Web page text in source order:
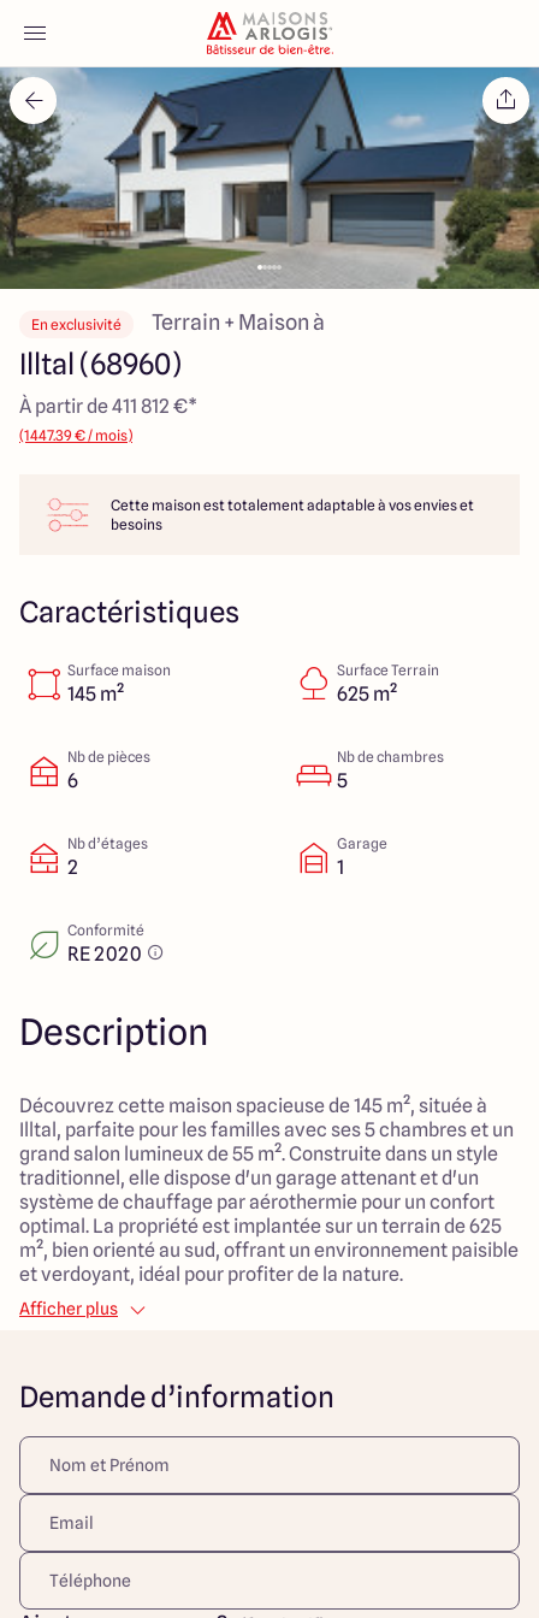
Accueil
Nos maisons
Nos annonces
Votre projet
Qui sommes-nous
Maisons ARLOGIS Alsace
Sélestat
Strasbourg
En exclusivité Terrain + Maison à
Illtal (68960)
À partir de 411 812 €*
(1447.39 € / mois)
Cette maison est totalement adaptable à vos envies et
besoins
Caractéristiques
Surface maison
145 m²
Surface Terrain
625 m²
Nb de pièces
6
Nb de chambres
5
Nb d’étages
2
Garage
1
Conformité
RE 2020
Description
Découvrez cette maison spacieuse de 145 m², située à
Illtal, parfaite pour les familles avec ses 5 chambres et un
grand salon lumineux de 55 m². Construite dans un style
traditionnel, elle dispose d'un garage attenant et d'un
système de chauffage par aérothermie pour un confort
optimal. La propriété est implantée sur un terrain de 625
m², bien orienté au sud, offrant un environnement paisible
et verdoyant, idéal pour profiter de la nature.
La localisation met en avant la tranquillité de la
santé, des crèches, des écoles primaires et des
cette impasse, avec une vue imprenable et aucun vis-à-
vis, créant un cadre de vie agréable et serein.
Cette maison est une opportunité rare à saisir pour ceux
qui cherchent confort, espace et proximité des services
tout en étant entourés de champs et d'un magnifique
paysage. Ne manquez pas cette occasion !
Afficher plus
Demande d’information